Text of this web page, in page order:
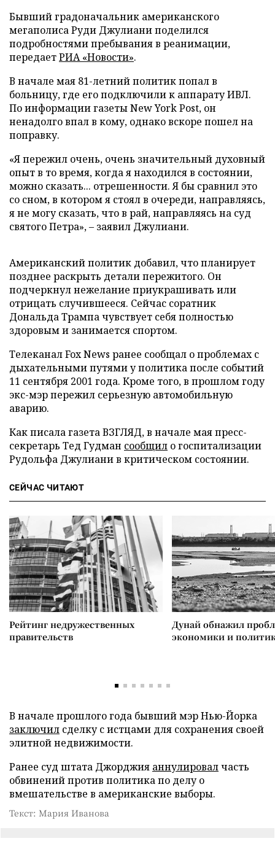
Бывший градоначальник американского
мегаполиса Руди Джулиани поделился
подробностями пребывания в реанимации,
передаетРИА «Новости».
В начале мая 81-летний политик попал в
больницу, где его подключили к аппарату ИВЛ.
По информации газеты New York Post, он
ненадолго впал в кому, однако вскоре пошел на
поправку.
«Я пережил очень, очень значительный духовный
опыт в то время, когда я находился в состоянии,
можно сказать... отрешенности. Я бы сравнил это
со сном, в котором я стоял в очереди, направляясь,
я не могу сказать, что в рай, направляясь на суд
святого Петра», – заявил Джулиани.
Американский политик добавил, что планирует
позднее раскрыть детали пережитого. Он
подчеркнул нежелание приукрашивать или
отрицать случившееся. Сейчас соратник
Дональда Трампа чувствует себя полностью
здоровым и занимается спортом.
Телеканал Fox News ранее сообщал о проблемах с
дыхательными путями у политика после событий
11 сентября 2001 года. Кроме того, в прошлом году
экс-мэр пережил серьезную автомобильную
аварию.
Как писала газета ВЗГЛЯД, в начале мая пресс-
секретарь Тед Гудман сообщил о госпитализации
Рудольфа Джулиани в критическом состоянии.
СЕЙЧАС ЧИТАЮТ
Рейтинг недружественных
правительств
Дунай обнажил
экономики и
В начале прошлого года бывший мэр Нью-Йорка
заключил сделку с истцами для сохранения своей
элитной недвижимости.
Ранее суд штата Джорджия аннулировалчасть
обвинений против политика по делу о
вмешательстве в американские выборы.
Текст: Мария Иванова